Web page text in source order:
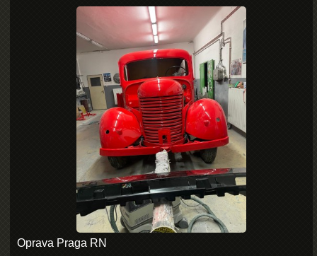
Oprava Praga RN